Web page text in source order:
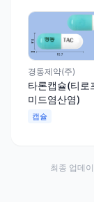
경동제약(주)
타론캡슐(티로
미드염산염)
캡슐
최종 업데